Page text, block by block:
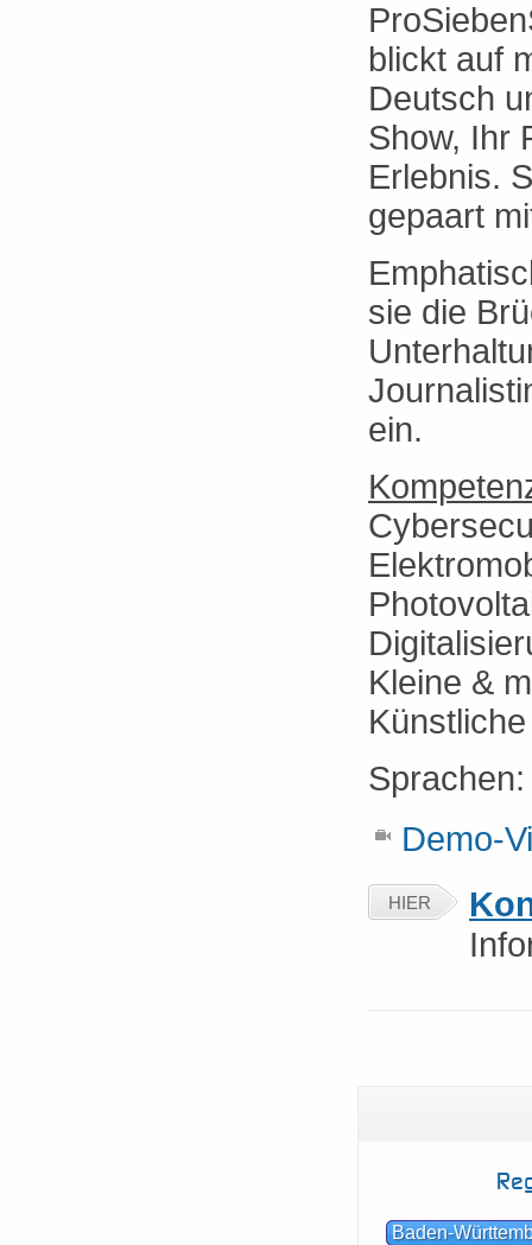
blickt auf
Deutsch
Show, Ihr
Erlebnis.
gepaart
sie die
ein.
Kleine &
Demo-
HIER
Baden-